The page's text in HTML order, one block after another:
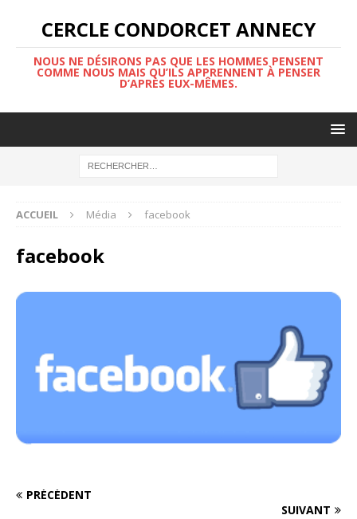
CERCLE CONDORCET ANNECY
NOUS NE DÉSIRONS PAS QUE LES HOMMES PENSENT
COMME NOUS MAIS QU’ILS APPRENNENT À PENSER
D’APRÈS EUX-MÊMES.
ACCUEIL Média facebook
facebook
PRÉCÉDENT
SUIVANT